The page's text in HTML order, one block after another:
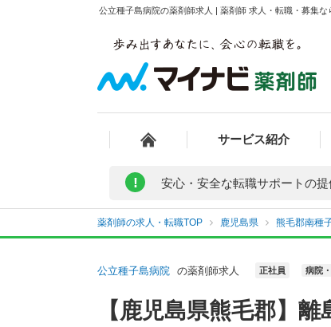
公立種子島病院の薬剤師求人 | 薬剤師 求人・転職・募集な
サービス紹介
! 安心・安全な転職サポートの提
薬剤師の求人・転職TOP 鹿児島県 熊毛郡南種
公立種子島病院 の薬剤師求人 正社員 病院
【鹿児島県熊毛郡】